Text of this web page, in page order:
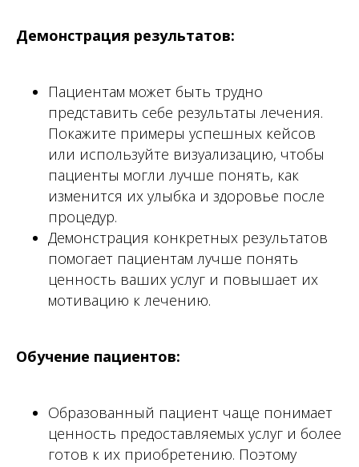
Демонстрация результатов:
Пациентам может быть трудно
представить себе результаты лечения.
Покажите примеры успешных кейсов
или используйте визуализацию, чтобы
пациенты могли лучше понять, как
изменится их улыбка и здоровье после
процедур.
Демонстрация конкретных результатов
помогает пациентам лучше понять
ценность ваших услуг и повышает их
мотивацию к лечению.
Обучение пациентов:
Образованный пациент чаще понимает
ценность предоставляемых услуг и более
готов к их приобретению. Поэтому
политика конфиденциальности
гигиена и профилактика
+7 (918) 460-95-07
программы обучения
расписание курсов
наши курсы
для организаторов
Алексей Борисович Баранов
+7 (995) 887-71-60
Менеджер Юлиана
+7 (915) 317-71-60
Руководитель учебного центра
Орден Талантов Анастасия
Владимировна Баранова